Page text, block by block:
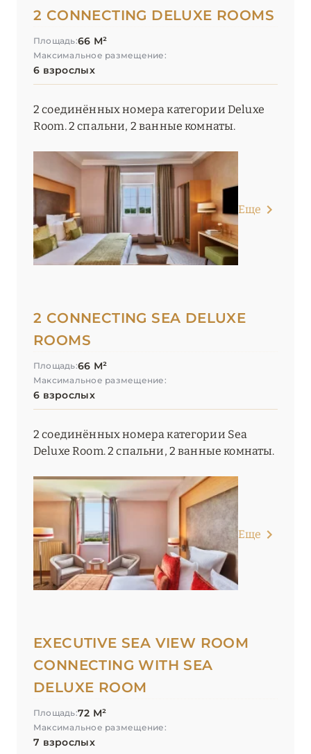
2 CONNECTING DELUXE ROOMS
Площадь:66 М²
Максимальное размещение:
6 взрослых
2 соединённых номера категории Deluxe
Room. 2 спальни, 2 ванные комнаты.
Еще
2 CONNECTING SEA DELUXE
ROOMS
Площадь:66 М²
Максимальное размещение:
6 взрослых
2 соединённых номера категории Sea
Deluxe Room. 2 спальни, 2 ванные комнаты.
Еще
EXECUTIVE SEA VIEW ROOM
CONNECTING WITH SEA
DELUXE ROOM
Площадь:72 М²
Максимальное размещение:
7 взрослых